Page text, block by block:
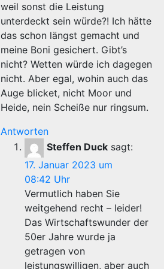
weil sonst die Leistung
unterdeckt sein würde?! Ich hätte
das schon längst gemacht und
meine Boni gesichert. Gibt’s
nicht? Wetten würde ich dagegen
nicht. Aber egal, wohin auch das
Auge blicket, nicht Moor und
Heide, nein Scheiße nur ringsum.
Antworten
Steffen Duck sagt:
17. Januar 2023 um
08:42 Uhr
Vermutlich haben Sie
weitgehend recht – leider!
Das Wirtschaftswunder der
50er Jahre wurde ja
getragen von
leistungswilligen, aber auch